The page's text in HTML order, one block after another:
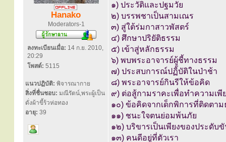
Hanako
Moderators-1
ลงทะเบียนเมื่อ: 14 ก.ย. 2010,
20:29
โพสต์: 5115
แนวปฏิบัติ: พิจารณากาย
สิ่งที่ชื่นชอบ: มณีรัตน์,พระผู้เป็น
ดั่งผ้าขี้ร้วห่อทอง
อายุ: 39
๑) ประวัติและปฐมวัย
๒) บรรพชาเป็นสามเณร
๓) สู่ใต้ร่มกาสาวพัสตร์
๔) ศึกษาปริยัติธรรม
๕) เข้าสู่หลักธรรม
๖) พบพระอาจารย์ผู้ชี้ทางธรรม
๗) ประสบการณ์ปฏิับัติในป่าช้า
๘) พระอาจารย์กินรีให้ข้อคิด
๙) ต่อสู้กามราคะเพื่อทำความเพี
๑๐) ข้อคิดจากเด็กพิการที่ติดตาม
๑๑) ชนะใจตนย่อมพ้นภัย
๑๒) บริขารเป็นเพียงของประดับ
๑๓) คนดีอยู่ที่ตัวเรา